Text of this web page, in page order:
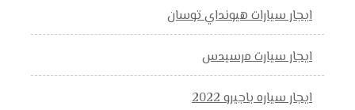
ايجار سيارات هيونداي توسان
ايجار سيارت مرسيدس
ايجار سياره باجيرو 2022